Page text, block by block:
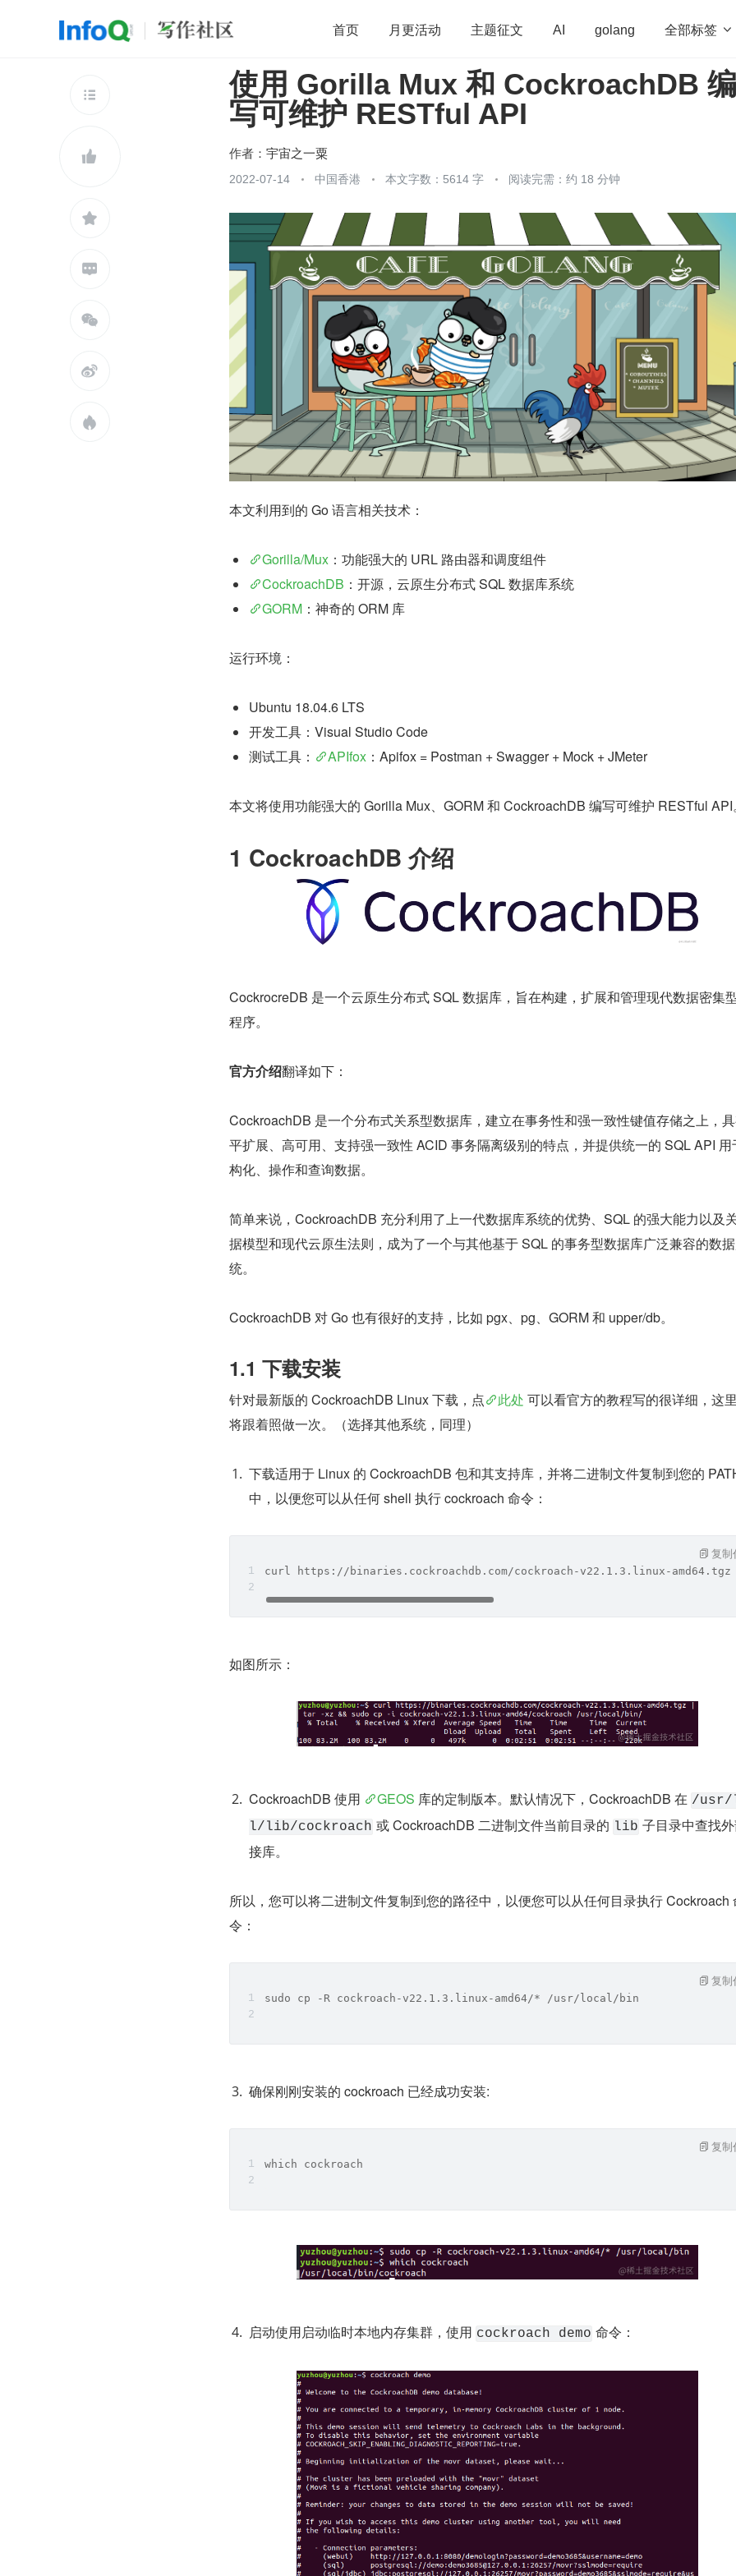
首页 月更活动 主题征文 AI golang 全部标签 
开源 架构 OpenHarmony 算法 学习方法 Web3.0 高
团队管理 程序员 运维 深度思考
查看更多







使用 Gorilla Mux 和 CockroachDB 编
写可维护 RESTful API
作者： 宇宙之一粟
2022-07-14 中国香港 本文字数：5614 字 阅读完需：约 18 分钟
本文利用到的 Go 语言相关技术：
Gorilla/Mux ：功能强大的 URL 路由器和调度组件
CockroachDB ：开源，云原生分布式 SQL 数据库系统
GORM ：神奇的 ORM 库
运行环境：
Ubuntu 18.04.6 LTS
开发工具：Visual Studio Code
测试工具：
APIfox ：Apifox = Postman + Swagger + Mock + JMeter
本文将使用功能强大的 Gorilla Mux、GORM 和 CockroachDB 编写可维护 RESTful API。
1 CockroachDB 介绍
CockrocreDB 是一个云原生分布式 SQL 数据库，旨在构建，扩展和管理现代数据密集
程序。
官方介绍翻译如下：
CockroachDB 是一个分布式关系型数据库，建立在事务性和强一致性键值存储之上，
平扩展、高可用、支持强一致性 ACID 事务隔离级别的特点，并提供统一的 SQL API 用
构化、操作和查询数据。
简单来说，CockroachDB 充分利用了上一代数据库系统的优势、SQL 的强大能力以及
据模型和现代云原生法则，成为了一个与其他基于 SQL 的事务型数据库广泛兼容的数
统。
CockroachDB 对 Go 也有很好的支持，比如 pgx、pg、GORM 和 upper/db。
1.1 下载安装
针对最新版的 CockroachDB Linux 下载，点 此处 可以看官方的教程写的很详细，这
将跟着照做一次。（选择其他系统，同理）
下载适用于 Linux 的 CockroachDB 包和其支持库，并将二进制文件复制到您的
中，以便您可以从任何 shell 执行 cockroach 命令：
curl https://binaries.cockroachdb.com/cockroach-v22.1.3.linux-
复制
如图所示：
CockroachDB 使用 GEOS 库的定制版本。默认情况下，CockroachDB 在 /usr/
l/lib/cockroach 或 CockroachDB 二进制文件当前目录的 lib 子目录中查找
接库。
所以，您可以将二进制文件复制到您的路径中，以便您可以从任何目录执行 Cockroach
令：
sudo cp -R cockroach-v22.1.3.linux-amd64/* /usr/local/bin
复制
确保刚刚安装的 cockroach 已经成功安装:
which cockroach
复制
启动使用启动临时本地内存集群，使用 cockroach demo 命令：